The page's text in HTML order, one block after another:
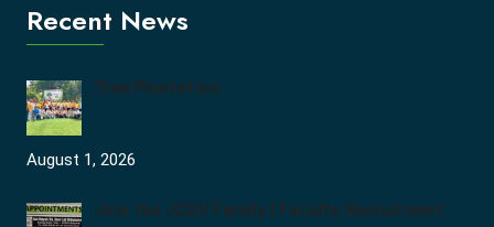
Recent News
Tree Plantation
August 1, 2026
Join the JCDV Family | Faculty Recruitment